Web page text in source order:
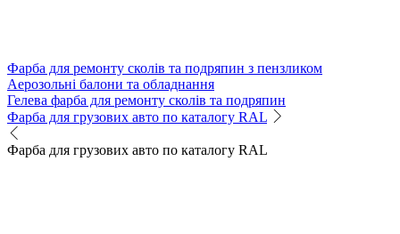
Фарба для ремонту сколів та подряпин з пензликом
Аерозольні балони та обладнання
Гелева фарба для ремонту сколів та подряпин
Фарба для грузових авто по каталогу RAL
Фарба для грузових авто по каталогу RAL